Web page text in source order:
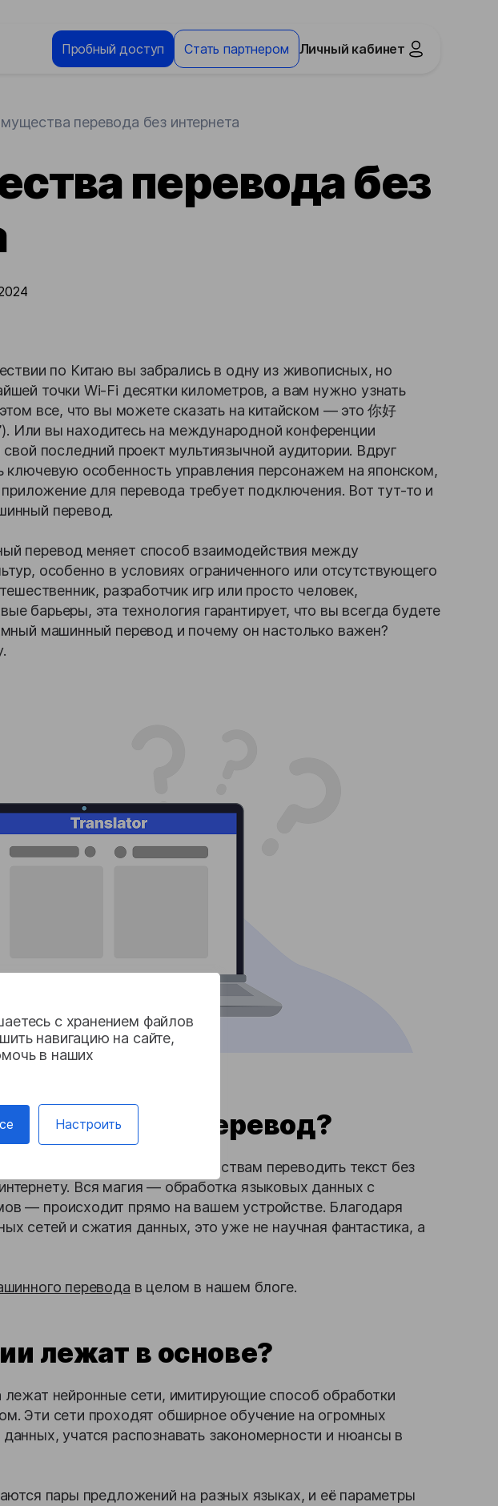
с хранением файлов
навигацию на сайте,
в наших
Настроить
Пробный доступ Стать партнером Личный кабинет
перевода без интернета
перевода без
по Китаю вы забрались в одну из живописных, но
точки Wi-Fi десятки километров, а вам нужно узнать
все, что вы можете сказать на китайском — это 你好
Или вы находитесь на международной конференции
последний проект мультиязычной аудитории. Вдруг
ключевую особенность управления персонажем на японском,
для перевода требует подключения. Вот тут-то и
перевод.
перевод меняет способ взаимодействия между
особенно в условиях ограниченного или отсутствующего
разработчик игр или просто человек,
барьеры, эта технология гарантирует, что вы всегда будете
машинный перевод и почему он настолько важен?
машинный перевод?
приложениям или устройствам переводить текст без
Вся магия — обработка языковых данных с
— происходит прямо на вашем устройстве. Благодаря
сетей и сжатия данных, это уже не научная фантастика, а
перевода в целом в нашем блоге.
лежат в основе?
лежат нейронные сети, имитирующие способ обработки
Эти сети проходят обширное обучение на огромных
учатся распознавать закономерности и нюансы в
пары предложений на разных языках, и её параметры